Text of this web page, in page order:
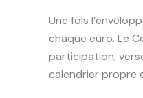
Une fois
chaque euro. Le
participation,
calendrier propre